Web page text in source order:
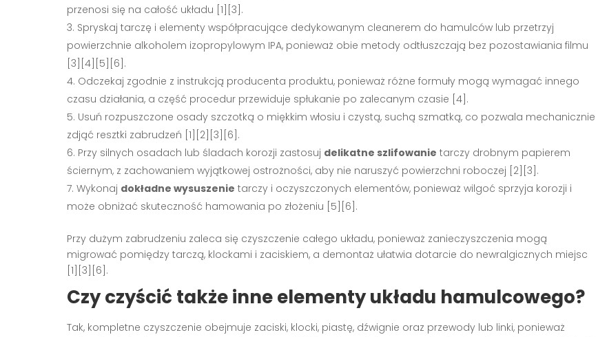
przenosi się na całość układu [1][3].
Spryskaj tarczę i elementy współpracujące dedykowanym cleanerem do hamulców lub przetrzyj
powierzchnie alkoholem izopropylowym IPA, ponieważ obie metody odtłuszczają bez pozostawiania filmu
[3][4][5][6].
Odczekaj zgodnie z instrukcją producenta produktu, ponieważ różne formuły mogą wymagać innego
czasu działania, a część procedur przewiduje spłukanie po zalecanym czasie [4].
Usuń rozpuszczone osady szczotką o miękkim włosiu i czystą, suchą szmatką, co pozwala mechanicznie
zdjąć resztki zabrudzeń [1][2][3][6].
Przy silnych osadach lub śladach korozji zastosuj delikatne szlifowanie tarczy drobnym papierem
ściernym, z zachowaniem wyjątkowej ostrożności, aby nie naruszyć powierzchni roboczej [2][3].
Wykonaj dokładne wysuszenie tarczy i oczyszczonych elementów, ponieważ wilgoć sprzyja korozji i
może obniżać skuteczność hamowania po złożeniu [5][6].
Przy dużym zabrudzeniu zaleca się czyszczenie całego układu, ponieważ zanieczyszczenia mogą
migrować pomiędzy tarczą, klockami i zaciskiem, a demontaż ułatwia dotarcie do newralgicznych miejsc
[1][3][6].
Czy czyścić także inne elementy układu hamulcowego?
Tak, kompletne czyszczenie obejmuje zaciski, klocki, piastę, dźwignie oraz przewody lub linki, ponieważ